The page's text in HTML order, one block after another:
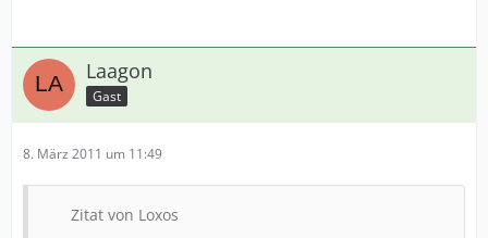
Laagon
Gast
8. März 2011 um 11:49
Zitat von Loxos